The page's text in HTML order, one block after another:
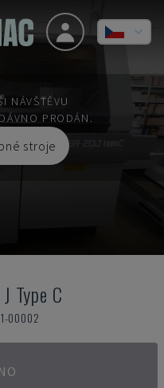
NÁVŠTĚVU
PRODÁN.
stroje
Type C
00002